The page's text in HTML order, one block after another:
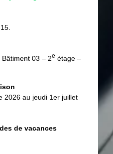
Bâtiment 03 – 2e étage –
2026 au jeudi 1er juillet
de vacances